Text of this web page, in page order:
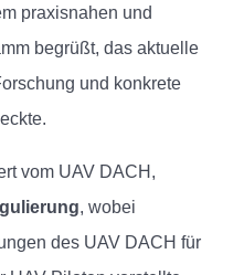
praxisnahen und
begrüßt, das aktuelle
und konkrete
vom UAV DACH,
, wobei
des UAV DACH für